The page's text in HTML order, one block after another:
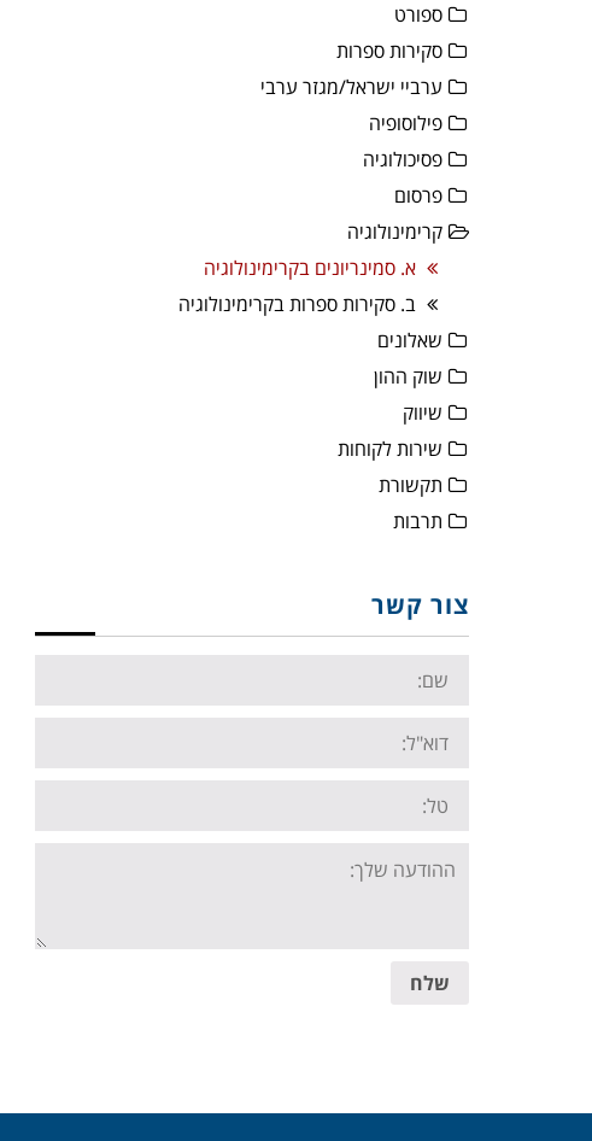
ספורט
סקירות ספרות
ערביי ישראל/מגזר ערבי
פילוסופיה
פסיכולוגיה
פרסום
קרימינולוגיה
א. סמינריונים בקרימינולוגיה
ב. סקירות ספרות בקרימינולוגיה
שאלונים
שוק ההון
שיווק
שירות לקוחות
תקשורת
תרבות
צור קשר
Name:
Email:
Tel:
Your
message:
שלח